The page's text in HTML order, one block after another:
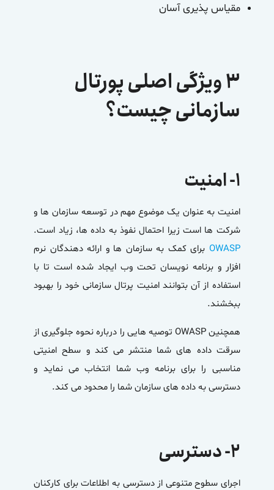
مقیاس پذیری آسان
۳ ویژگی اصلی پورتال
سازمانی چیست؟
۱- امنیت
امنیت به عنوان یک موضوع مهم در توسعه سازمان ها و
شرکت ها است زیرا احتمال نفوذ به داده ها، زیاد است.
OWASP برای کمک به سازمان ها و ارائه دهندگان نرم
افزار و برنامه نویسان تحت وب ایجاد شده است تا با
استفاده از آن بتوانند امنیت پرتال سازمانی خود را بهبود
ببخشند.
همچنین OWASP توصیه هایی را درباره نحوه جلوگیری از
سرقت داده های شما منتشر می کند و سطح امنیتی
مناسبی را برای برنامه وب شما انتخاب می نماید و
دسترسی به داده های سازمان شما را محدود می کند.
۲- دسترسی
اجرای سطوح متنوعی از دسترسی به اطلاعات برای کارکنان